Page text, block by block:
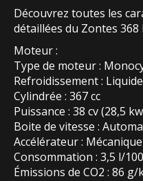
Découvrez toutes les
détaillées du Zontes 368
Moteur :
Type de moteur :
Refroidissement : Liquide
Cylindrée : 367 cc
Puissance : 38 cv (28,5
Boite de vitesse :
Accélérateur : Mécanique
Consommation : 3,5 l/
Émissions de CO2 : 86 g/